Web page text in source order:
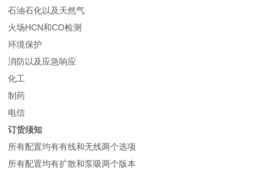
石油石化以及天然气
火场HCN和CO检测
环境保护
消防以及应急响应
化工
制药
电信
订货须知
所有配置均有有线和无线两个选项
所有配置均有扩散和泵吸两个版本